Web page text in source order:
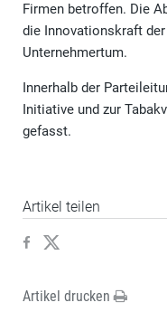
Firmen betroffen. Die
die Innovationskraft
Unternehmertum.
Innerhalb der
Initiative und zur
gefasst.
Artikel teilen
Artikel drucken